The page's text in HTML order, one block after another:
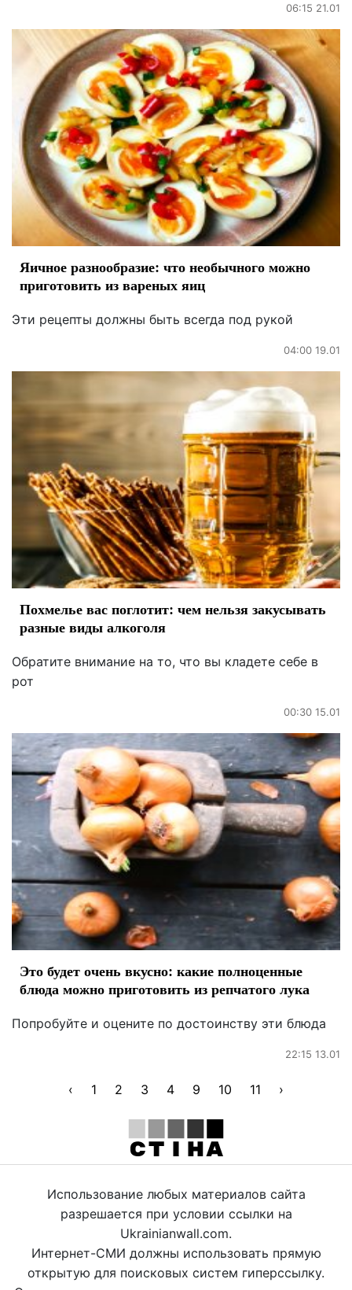
06:15 21.01
Яичное разнообразие: что необычного можно
приготовить из вареных яиц
Эти рецепты должны быть всегда под рукой
04:00 19.01
Похмелье вас поглотит: чем нельзя закусывать
разные виды алкоголя
Обратите внимание на то, что вы кладете себе в
рот
00:30 15.01
Это будет очень вкусно: какие полноценные
блюда можно приготовить из репчатого лука
Попробуйте и оцените по достоинству эти блюда
22:15 13.01
‹ 1 2 3 4 9 10 11 ›
Использование любых материалов сайта
разрешается при условии ссылки на
Ukrainianwall.com.
Интернет-СМИ должны использовать прямую
открытую для поисковых систем гиперссылку.